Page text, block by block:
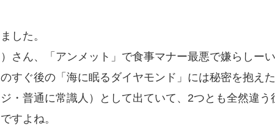
した。
）さん、「アンメット」で食事マナー最悪で嫌らしー
すぐ後の「海に眠るダイヤモンド」には秘密を抱え
・普通に常識人）として出ていて、2つとも全然違う
すよね。